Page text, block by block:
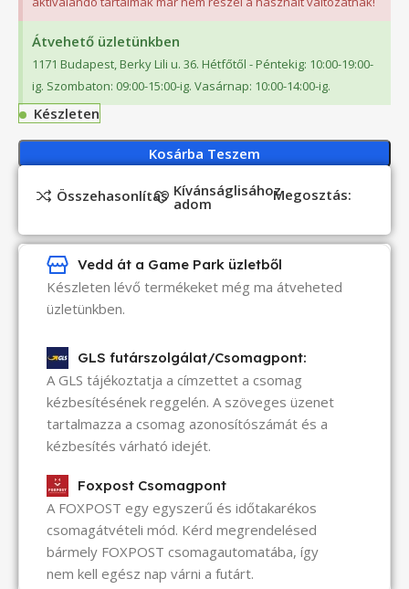
Átvehető üzletünkben
1171 Budapest, Berky Lili u. 36. Hétfőtől - Péntekig: 10:00-19:00-
ig. Szombaton: 09:00-15:00-ig. Vasárnap: 10:00-14:00-ig.
Készleten
Kosárba Teszem
Összehasonlítás Kívánságlisához
adom Megosztás:
Vedd át a Game Park üzletből
Készleten lévő termékeket még ma átveheted
üzletünkben.
GLS futárszolgálat/Csomagpont:
A GLS tájékoztatja a címzettet a csomag
kézbesítésének reggelén. A szöveges üzenet
tartalmazza a csomag azonosítószámát és a
kézbesítés várható idejét.
Foxpost Csomagpont
A FOXPOST egy egyszerű és időtakarékos
csomagátvételi mód. Kérd megrendelésed
bármely FOXPOST csomagautomatába, így
nem kell egész nap várni a futárt.